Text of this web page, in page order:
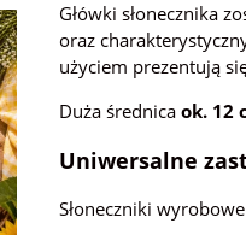
Główki słonecznika
oraz
użyciem prezentują
Duża średnica ok. 12
Uniwersalne
Słoneczniki